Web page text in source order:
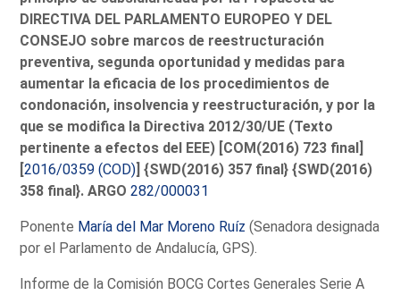
DIRECTIVA DEL PARLAMENTO EUROPEO Y DEL
CONSEJO sobre marcos de reestructuración
preventiva, segunda oportunidad y medidas para
aumentar la eficacia de los procedimientos de
condonación, insolvencia y reestructuración, y por la
que se modifica la Directiva 2012/30/UE (Texto
pertinente a efectos del EEE) [COM(2016) 723 final]
[2016/0359 (COD)] {SWD(2016) 357 final} {SWD(2016)
358 final}. ARGO282/000031
Ponente María del Mar Moreno Ruíz (Senadora designada
por el Parlamento de Andalucía, GPS).
Informe de la Comisión BOCG Cortes Generales Serie A